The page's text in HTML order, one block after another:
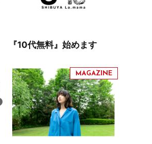
『10代無料』始めます